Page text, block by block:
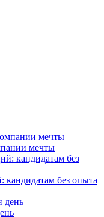
мечты
кандидатам без опыта